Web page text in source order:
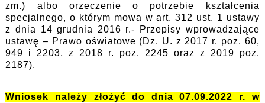
zm.) albo orzeczenie o potrzebie kształcenia
specjalnego, o którym mowa w art. 312 ust. 1 ustawy
z dnia 14 grudnia 2016 r.- Przepisy wprowadzające
ustawę – Prawo oświatowe (Dz. U. z 2017 r. poz. 60,
949 i 2203, z 2018 r. poz. 2245 oraz z 2019 poz.
2187).
Wniosek należy złożyć do dnia 07.09.2022 r. w